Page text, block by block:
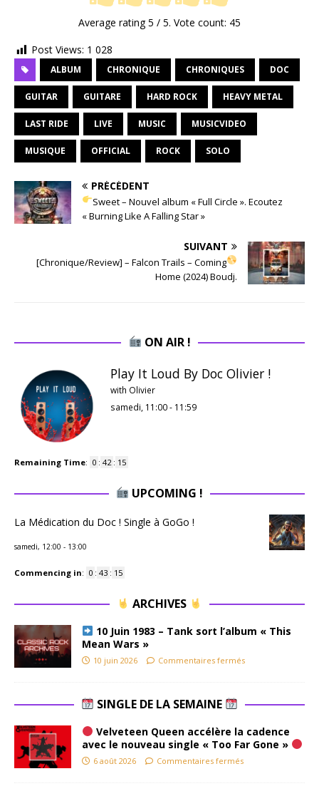
Average rating5 / 5. Vote count: 45
Post Views: 1 028
ALBUM CHRONIQUE CHRONIQUES DOC
GUITAR GUITARE HARD ROCK HEAVY METAL
LAST RIDE LIVE MUSIC MUSICVIDEO
MUSIQUE OFFICIAL ROCK SOLO
PRÉCÉDENT
Sweet – Nouvel album « Full Circle ». Ecoutez
« Burning Like A Falling Star »
SUIVANT
[Chronique/Review] – Falcon Trails – Coming
Home (2024) Boudj.
ON AIR !
Play It Loud By Doc Olivier !
with Olivier
samedi, 11:00- 11:59
Remaining Time: 0 : 42 : 14
UPCOMING !
La Médication du Doc ! Single à GoGo !
samedi, 12:00 - 13:00
Commencing in: 0 : 43 : 14
ARCHIVES
10 Juin 1983 – Tank sort l’album « This
Mean Wars »
10 juin 2026 Commentaires fermés
SINGLE DE LA SEMAINE
Velveteen Queen accélère la cadence
avec le nouveau single « Too Far Gone »
6 août 2026 Commentaires fermés